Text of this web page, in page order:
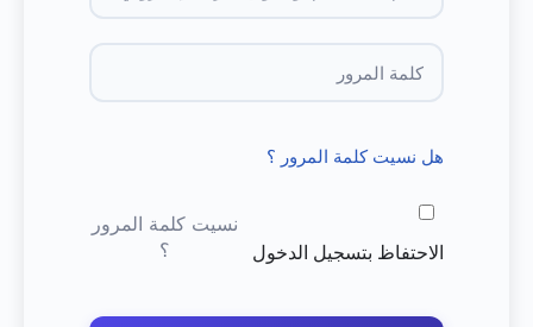
هل نسيت كلمة المرور ؟
الاحتفاظ بتسجيل الدخول
نسيت كلمة المرور
؟